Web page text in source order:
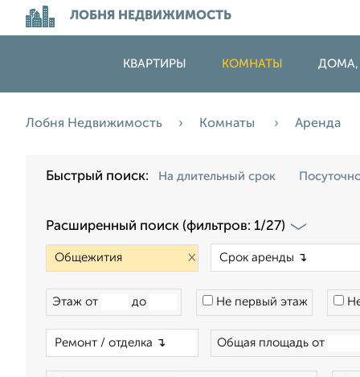
ЛОБНЯ НЕДВИЖИМОСТЬ
КВАРТИРЫ КОМНАТЫ ДОМА,
Лобня Недвижимость Комнаты Аренда
Быстрый поиск: На длительный срок
Расширенный поиск (фильтров: 1/27)
×
Этаж от до Не первый этаж
Общая площадь от